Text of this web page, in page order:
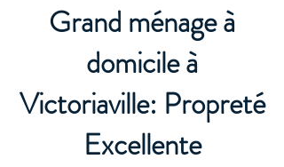
Grand ménage à
domicile à
Victoriaville: Propreté
Excellente